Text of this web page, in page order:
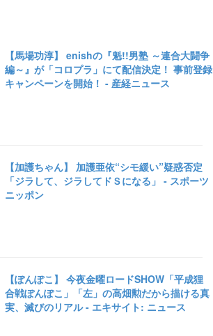
【馬場功淳】 enishの『魁!!男塾 ～連合大闘争
編～』が「コロプラ」にて配信決定！ 事前登録
キャンペーンを開始！ - 産経ニュース
【加護ちゃん】 加護亜依“シモ緩い”疑惑否定
「ジラして、ジラしてドＳになる」 - スポーツ
ニッポン
【ぽんぽこ】 今夜金曜ロードSHOW「平成狸
合戦ぽんぽこ」「左」の高畑勲だから描ける真
実、滅びのリアル - エキサイト: ニュース